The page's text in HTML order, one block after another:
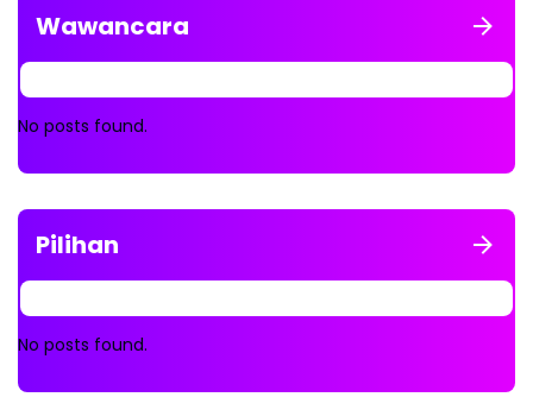
Wawancara
No posts found.
Pilihan
No posts found.